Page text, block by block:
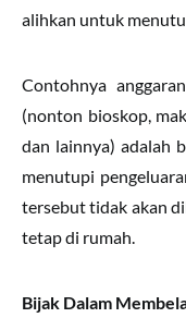
alihkan untuk
Contohnya
(nonton bioskop,
dan lainnya) adalah
menutupi
tersebut tidak akan
tetap di rumah.
Bijak Dalam